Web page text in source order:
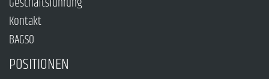
Kontakt
BAGSO
POSITIONEN